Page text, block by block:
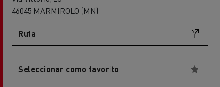
46045 MARMIROLO (MN)
Ruta
Seleccionar como favorito